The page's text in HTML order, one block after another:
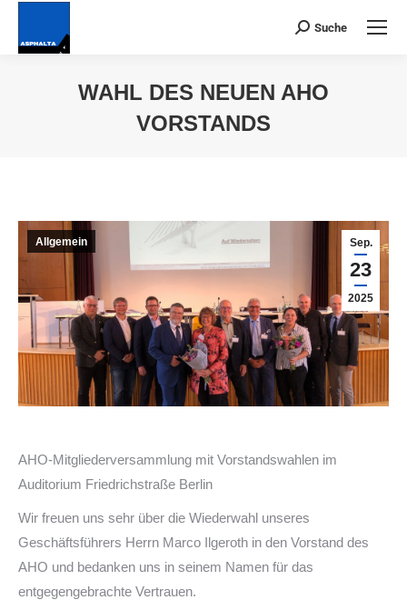
Suchen:
Suche
WAHL DES NEUEN AHO
VORSTANDS
Sep.
23
2025
Allgemein
AHO-Mitgliederversammlung mit Vorstandswahlen im
Auditorium Friedrichstraße Berlin
Wir freuen uns sehr über die Wiederwahl unseres
Geschäftsführers Herrn Marco Ilgeroth in den Vorstand des
AHO und bedanken uns in seinem Namen für das
entgegengebrachte Vertrauen.